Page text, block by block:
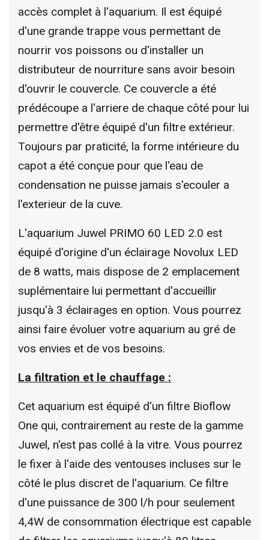
accès complet à l'aquarium. Il est équipé
d'une grande trappe vous permettant de
nourrir vos poissons ou d'installer un
distributeur de nourriture sans avoir besoin
d'ouvrir le couvercle. Ce couvercle a été
prédécoupe a l'arriere de chaque côté pour lui
permettre d'être équipé d'un filtre extérieur.
Toujours par praticité, la forme intérieure du
capot a été conçue pour que l'eau de
condensation ne puisse jamais s'ecouler a
l'exterieur de la cuve.
L'aquarium Juwel PRIMO 60 LED 2.0 est
équipé d'origine d'un éclairage Novolux LED
de 8 watts, mais dispose de 2 emplacement
suplémentaire lui permettant d'accueillir
jusqu'à 3 éclairages en option. Vous pourrez
ainsi faire évoluer votre aquarium au gré de
vos envies et de vos besoins.
La filtration et le chauffage :
Cet aquarium est équipé d'un filtre Bioflow
One qui, contrairement au reste de la gamme
Juwel, n'est pas collé à la vitre. Vous pourrez
le fixer à l'aide des ventouses incluses sur le
côté le plus discret de l'aquarium. Ce filtre
d'une puissance de 300 l/h pour seulement
4,4W de consommation électrique est capable